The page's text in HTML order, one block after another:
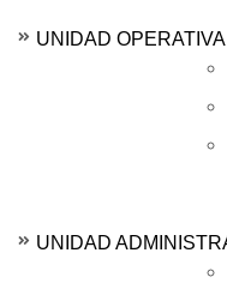
UNIDAD OPERATIVA
UNIDAD